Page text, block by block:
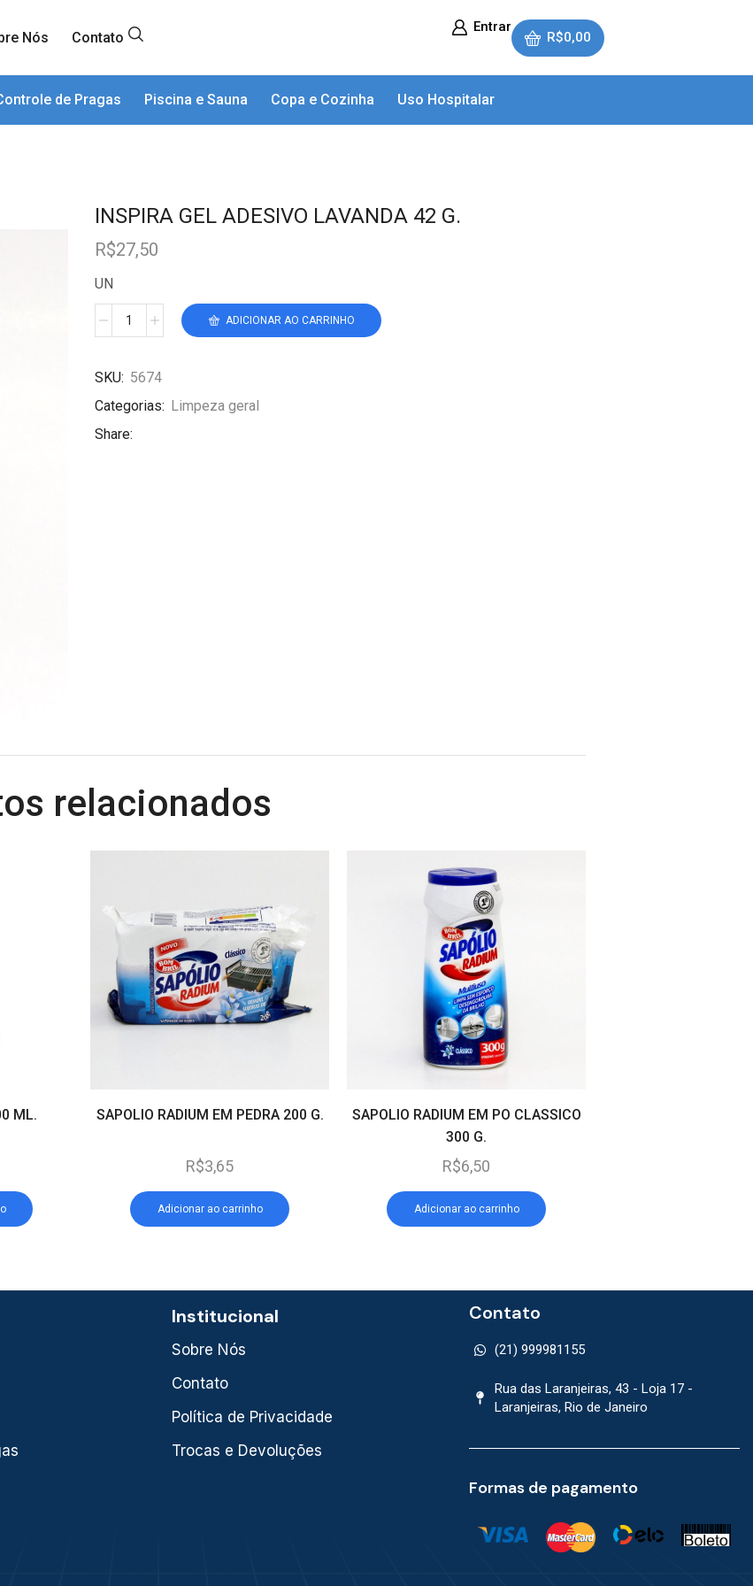
Nós Contato
Entrar
R$0,00
de Pragas Piscina e Sauna Copa e Cozinha Uso Hospitalar
INSPIRA GEL ADESIVO LAVANDA 42 G.
R$27,50
UN
ADICIONAR AO CARRINHO
SKU: 5674
Categorias: Limpeza geral
Share:
relacionados
ML. SAPOLIO RADIUM EM PEDRA 200 G.
R$3,65
Adicionar ao carrinho
SAPOLIO RADIUM EM PO CLASSICO
300 G.
R$6,50
Adicionar ao carrinho
Institucional
Sobre Nós
Contato
Política de Privacidade
Trocas e Devoluções
Contato
(21) 999981155
Rua das Laranjeiras, 43 - Loja 17 -
Laranjeiras, Rio de Janeiro
Formas de pagamento